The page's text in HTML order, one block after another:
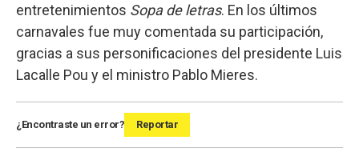
entretenimientos Sopa de letras. En los últimos
carnavales fue muy comentada su participación,
gracias a sus personificaciones del presidente Luis
Lacalle Pou y el ministro Pablo Mieres.
¿Encontraste un error? Reportar